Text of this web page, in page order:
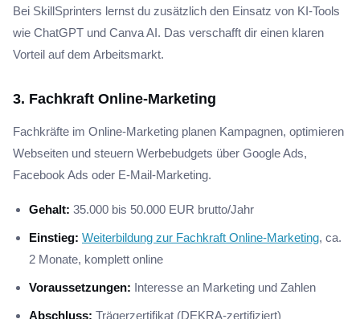
Bei SkillSprinters lernst du zusätzlich den Einsatz von KI-Tools
wie ChatGPT und Canva AI. Das verschafft dir einen klaren
Vorteil auf dem Arbeitsmarkt.
3. Fachkraft Online-Marketing
Fachkräfte im Online-Marketing planen Kampagnen, optimieren
Webseiten und steuern Werbebudgets über Google Ads,
Facebook Ads oder E-Mail-Marketing.
Gehalt: 35.000 bis 50.000 EUR brutto/Jahr
Einstieg: Weiterbildung zur Fachkraft Online-Marketing, ca.
2 Monate, komplett online
Voraussetzungen: Interesse an Marketing und Zahlen
Abschluss: Trägerzertifikat (DEKRA-zertifiziert)